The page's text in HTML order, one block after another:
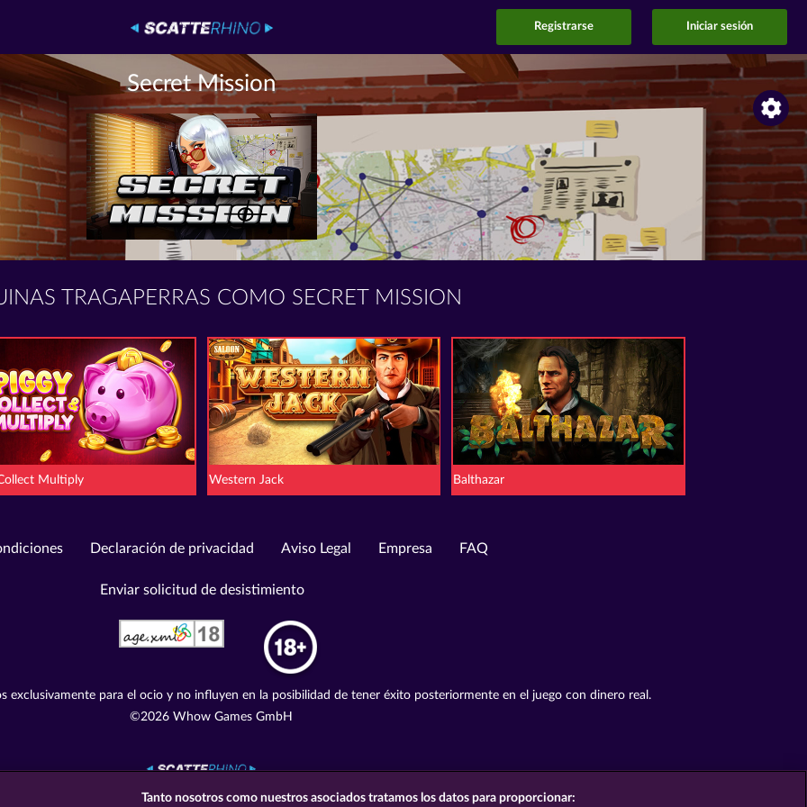
Registrarse Iniciar sesión
Secret Mission
TRAGAPERRAS COMO SECRET MISSION
Multiply Western Jack Balthazar
Declaración de privacidad Aviso Legal Empresa FAQ
Enviar solicitud de desistimiento
exclusivamente para el ocio y no influyen en la posibilidad de tener éxito posteriormente en el juego con dinero real.
©2026 Whow Games GmbH
Tanto nosotros como nuestros asociados tratamos los datos para proporcionar: